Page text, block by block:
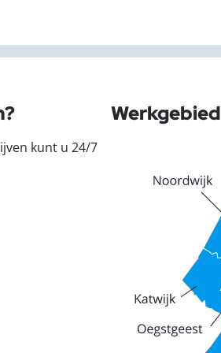
kunt u 24/7
Werkgebied